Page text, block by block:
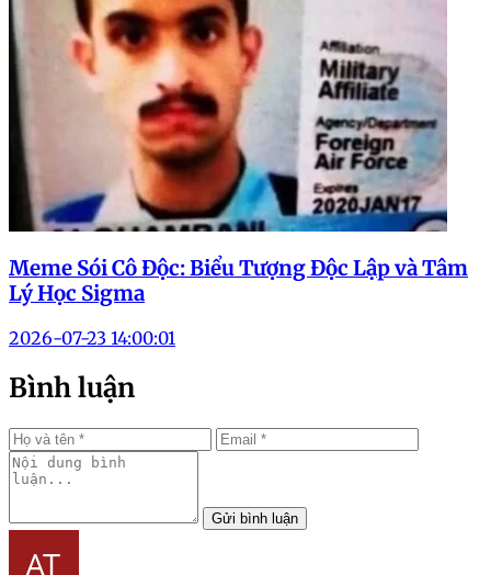
Meme Sói Cô Độc: Biểu Tượng Độc Lập và Tâm
Lý Học Sigma
2026-07-23 14:00:01
Bình luận
Gửi bình luận